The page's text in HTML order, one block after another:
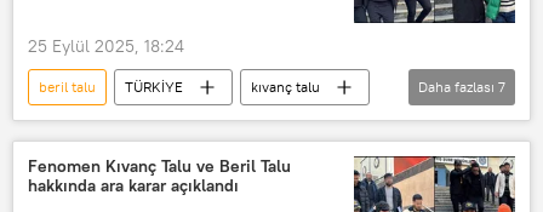
25 Eylül 2025, 18:24
beril talu TÜRKİYE
kıvanç talu
Dolandırıcılık
internet dolandırıcılığı
dolandırmak
Nitelikli dolandırıcılık
vergi dolandırıcılığı
Daha fazlası 7
Fenomen Kıvanç Talu ve Beril Talu
hakkında ara karar açıklandı